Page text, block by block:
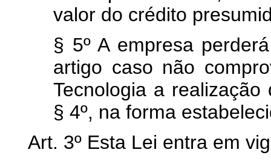
valor do crédito
§ 5º A empresa
artigo caso não
Tecnologia a
§ 4º, na forma
Art. 3º Esta Lei entra em